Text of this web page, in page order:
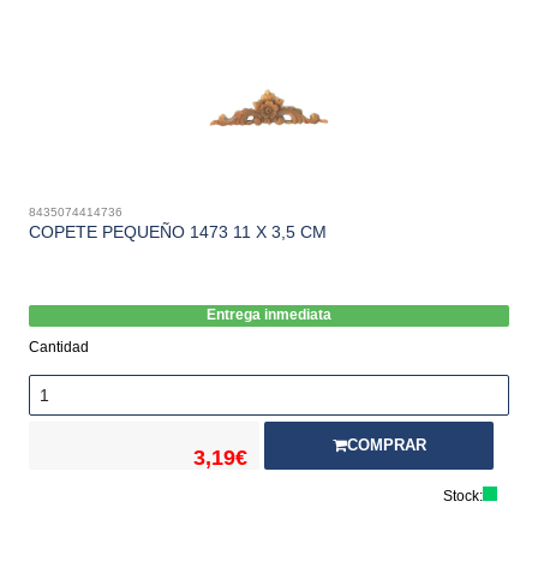
8435074414736
COPETE PEQUEÑO 1473 11 X 3,5 CM
Entrega inmediata
Cantidad
3,19€
COMPRAR
Stock: